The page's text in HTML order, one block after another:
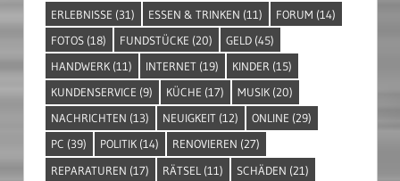
ERLEBNISSE (31) ESSEN & TRINKEN (11) FORUM (14)
FOTOS (18) FUNDSTÜCKE (20) GELD (45)
HANDWERK (11) INTERNET (19) KINDER (15)
KUNDENSERVICE (9) KÜCHE (17) MUSIK (20)
NACHRICHTEN (13) NEUIGKEIT (12) ONLINE (29)
PC (39) POLITIK (14) RENOVIEREN (27)
REPARATUREN (17) RÄTSEL (11) SCHÄDEN (21)